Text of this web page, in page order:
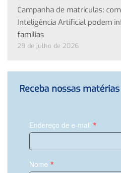
Campanha de matrículas:
Inteligência Artificial podem
famílias
29 de julho de 2026
Receba nossas
Endereço de e-mail *
Nome *